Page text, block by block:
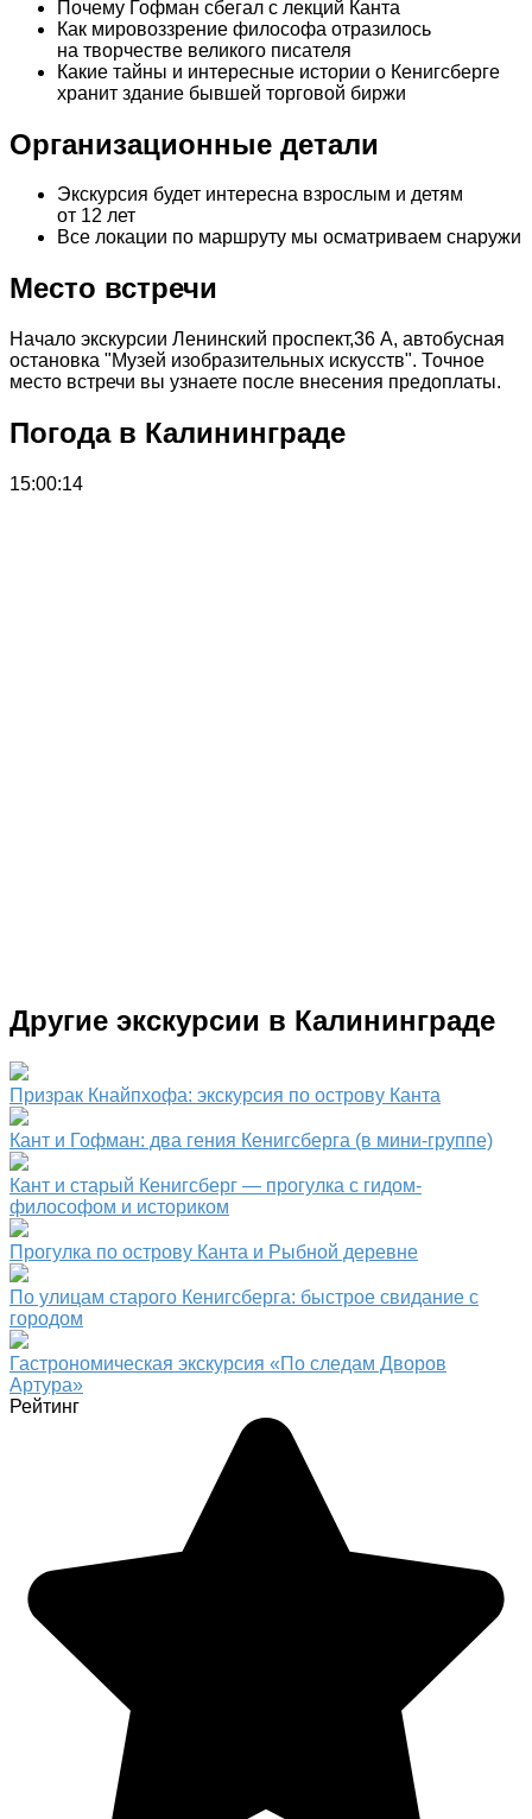
Почему Гофман сбегал с лекций Канта
Как мировоззрение философа отразилось
на творчестве великого писателя
Какие тайны и интересные истории о Кенигсберге
хранит здание бывшей торговой биржи
Организационные детали
Экскурсия будет интересна взрослым и детям
от 12 лет
Все локации по маршруту мы осматриваем снаружи
Место встречи
Начало экскурсии Ленинский проспект,36 А, автобусная
остановка "Музей изобразительных искусств". Точное
место встречи вы узнаете после внесения предоплаты.
Погода в Калининграде
15:00:14
Другие экскурсии в Калининграде
Призрак Кнайпхофа: экскурсия по острову Канта
Кант и Гофман: два гения Кенигсберга (в мини-группе)
Кант и старый Кенигсберг — прогулка с гидом-
философом и историком
Прогулка по острову Канта и Рыбной деревне
По улицам старого Кенигсберга: быстрое свидание с
городом
Гастрономическая экскурсия «По следам Дворов
Артура»
Рейтинг